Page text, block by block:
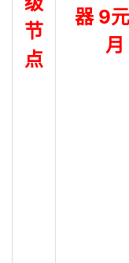
节
点
器 9
月